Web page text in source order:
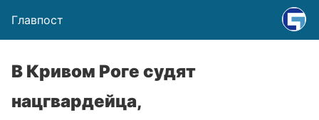
Главпост
В Кривом Роге судят
нацгвардейца,